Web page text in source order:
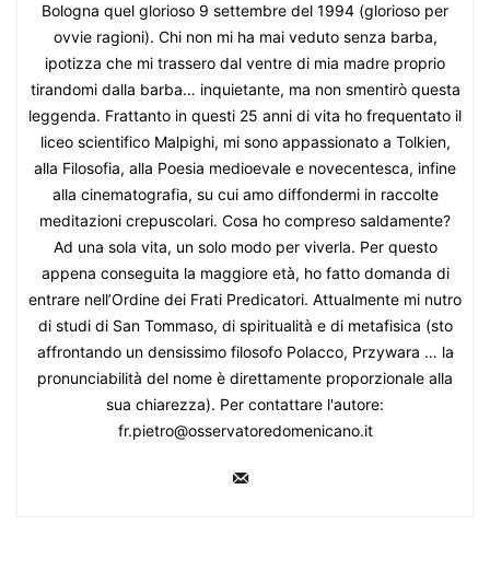
Bologna quel glorioso 9 settembre del 1994 (glorioso per
ovvie ragioni). Chi non mi ha mai veduto senza barba,
ipotizza che mi trassero dal ventre di mia madre proprio
tirandomi dalla barba… inquietante, ma non smentirò questa
leggenda. Frattanto in questi 25 anni di vita ho frequentato il
liceo scientifico Malpighi, mi sono appassionato a Tolkien,
alla Filosofia, alla Poesia medioevale e novecentesca, infine
alla cinematografia, su cui amo diffondermi in raccolte
meditazioni crepuscolari. Cosa ho compreso saldamente?
Ad una sola vita, un solo modo per viverla. Per questo
appena conseguita la maggiore età, ho fatto domanda di
entrare nell’Ordine dei Frati Predicatori. Attualmente mi nutro
di studi di San Tommaso, di spiritualità e di metafisica (sto
affrontando un densissimo filosofo Polacco, Przywara … la
pronunciabilità del nome è direttamente proporzionale alla
sua chiarezza). Per contattare l'autore:
fr.pietro@osservatoredomenicano.it